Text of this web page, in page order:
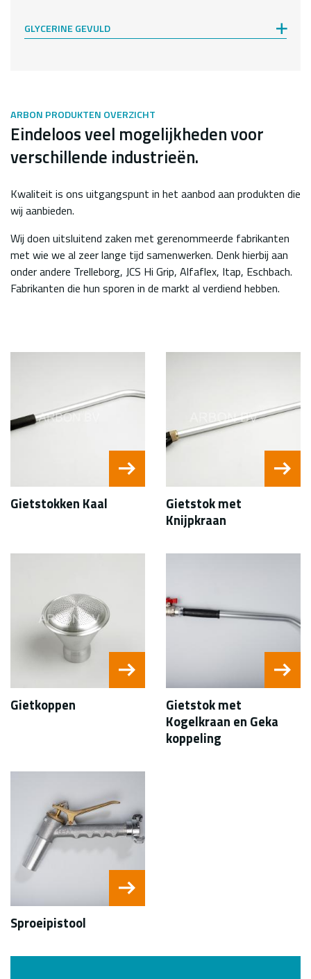
GLYCERINE GEVULD
ARBON PRODUKTEN OVERZICHT
Eindeloos veel mogelijkheden voor
verschillende industrieën.
Kwaliteit is ons uitgangspunt in het aanbod aan produkten die
wij aanbieden.
Wij doen uitsluitend zaken met gerenommeerde fabrikanten
met wie we al zeer lange tijd samenwerken. Denk hierbij aan
onder andere Trelleborg, JCS Hi Grip, Alfaflex, Itap, Eschbach.
Fabrikanten die hun sporen in de markt al verdiend hebben.
Gietstokken Kaal
Gietstok met
Knijpkraan
Gietkoppen
Gietstok met
Kogelkraan en Geka
koppeling
Sproeipistool